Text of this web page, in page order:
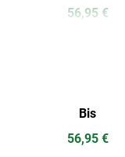
56,95 €
Bis
56,95 €